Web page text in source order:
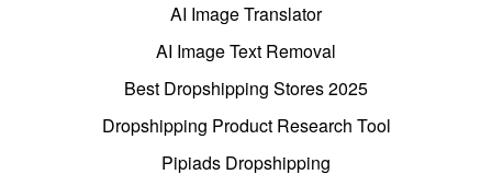
AI Image Translator
AI Image Text Removal
Best Dropshipping Stores 2025
Dropshipping Product Research Tool
Pipiads Dropshipping